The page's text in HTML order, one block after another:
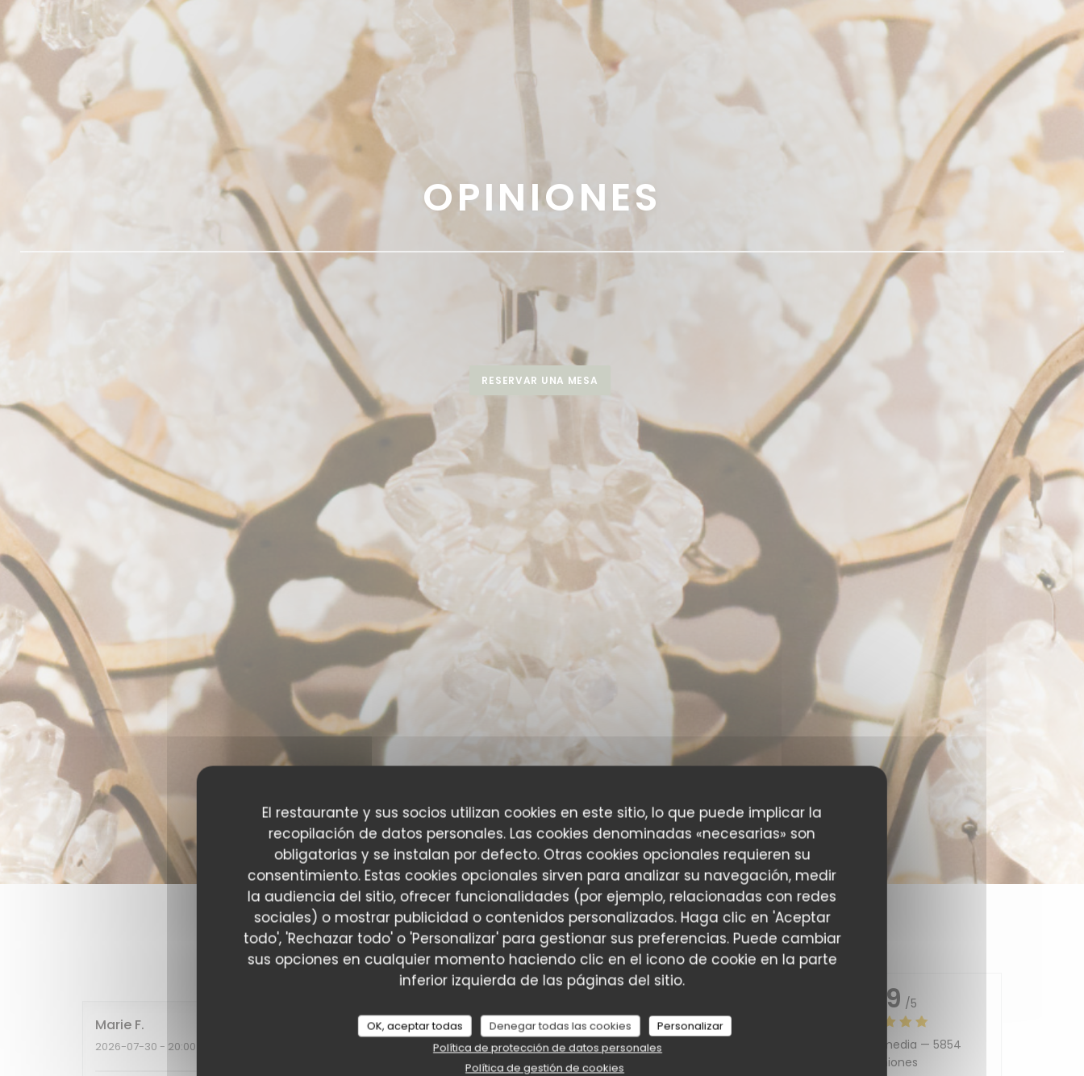
El restaurante y sus socios utilizan cookies en este sitio, lo que puede implicar la
recopilación de datos personales. Las cookies denominadas «necesarias» son
obligatorias y se instalan por defecto. Otras cookies opcionales requieren su
consentimiento. Estas cookies opcionales sirven para analizar su navegación, medir
la audiencia del sitio, ofrecer funcionalidades (por ejemplo, relacionadas con redes
sociales) o mostrar publicidad o contenidos personalizados. Haga clic en 'Aceptar
todo', 'Rechazar todo' o 'Personalizar' para gestionar sus preferencias. Puede cambiar
sus opciones en cualquier momento haciendo clic en el icono de cookie en la parte
inferior izquierda de las páginas del sitio.
OK, aceptar todas Denegar todas las cookies
Personalizar
Política de protección de datos personales
Política de gestión de cookies
OPINIONES
RESERVAR UNA MESA
Las opiniones de nuestros clientes
Marie F
2026-07-30 - 20:00 - Invitados 2 Servicio:5 /5 Ambiente: 5/5 Menú :5/5 Calidad / Precio
4.9 /5
Valoración media — 5854
Opiniones